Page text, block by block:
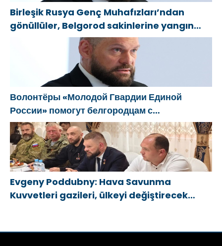
Birleşik Rusya Genç Muhafızları’ndan
gönüllüler, Belgorod sakinlerine yangın
söndürücüler ve jeneratörler konusunda
yardımcı olacak
Волонтёры «Молодой Гвардии Единой
России» помогут белгородцам с
огнетушителями и генераторами
Evgeny Poddubny: Hava Savunma
Kuvvetleri gazileri, ülkeyi değiştirecek